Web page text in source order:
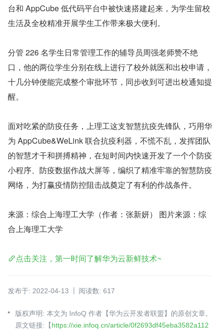
台和 AppCube 低代码平台中被快速搭建起来，为学生留校
生活及全校精准开展学生工作带来极大便利。
分管 226 名学生日常管理工作的辅导员周强老师赞不绝
口，他的两位学生分别在线上进行了校外就医和出校申请，
十几分钟便能完成整个审批环节，同步收到可进出校通知提
醒。
面对吃紧的防疫任务，上理工这支智慧抗疫先锋队，巧用华
为 AppCube&WeLink 联合抗疫利器，不慌不乱，发挥团队
的智慧才干和拼搏精神，在短时间内快速开发了一个个防疫
小程序、防疫数据作战大屏等，编织了精准牢靠的智慧防疫
网络，为打赢疫情防控阻击战奠定了有利的作战条件。
来源：综合上海理工大学（作者：张新妍） 图片来源：综
合上海理工大学
点击关注，第一时间了解华为云新鲜技术~
发布于: 2022-04-13 阅读数: 617
版权声明: 本文为 InfoQ 作者【华为云开发者联盟】的原创文章。
原文链接:【https://xie.infoq.cn/article/0f2693df45eba3582a112